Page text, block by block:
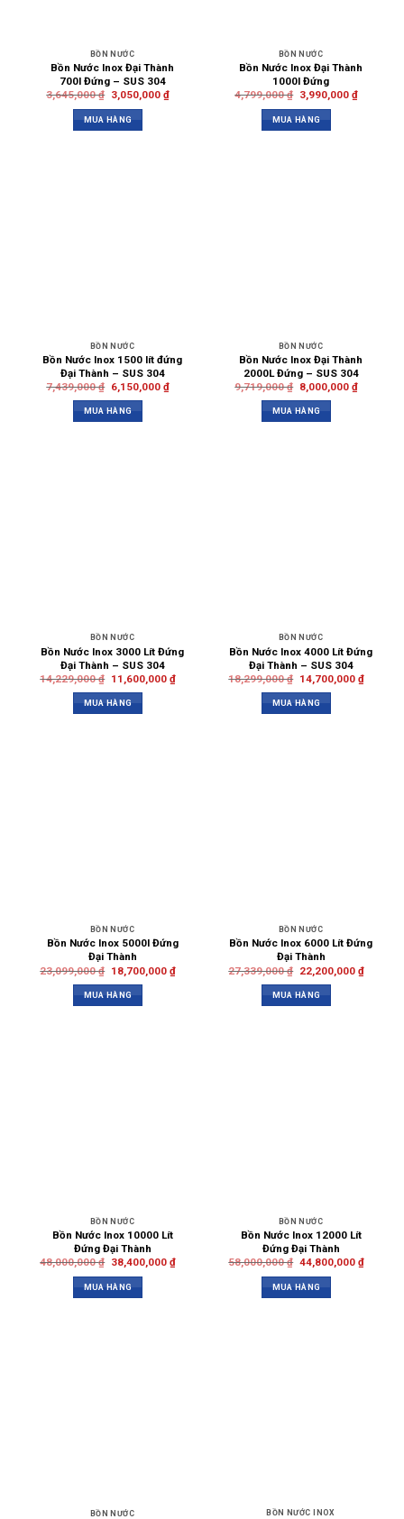
BỒN NƯỚC
Bồn Nước Inox Đại Thành
700l Đứng – SUS 304
3,645,000₫ 3,050,000 ₫
MUA HÀNG
BỒN NƯỚC
Bồn Nước Inox Đại Thành
1000l Đứng
4,799,000₫ 3,990,000 ₫
MUA HÀNG
BỒN NƯỚC
Bồn Nước Inox 1500 lít đứng
Đại Thành – SUS 304
7,439,000₫ 6,150,000 ₫
MUA HÀNG
BỒN NƯỚC
Bồn Nước Inox Đại Thành
2000L Đứng – SUS 304
9,719,000₫ 8,000,000 ₫
MUA HÀNG
BỒN NƯỚC
Bồn Nước Inox 3000 Lít Đứng
Đại Thành – SUS 304
14,229,000₫ 11,600,000 ₫
MUA HÀNG
BỒN NƯỚC
Bồn Nước Inox 4000 Lít Đứng
Đại Thành – SUS 304
18,299,000₫ 14,700,000 ₫
MUA HÀNG
BỒN NƯỚC
Bồn Nước Inox 5000l Đứng
Đại Thành
23,099,000₫ 18,700,000 ₫
MUA HÀNG
BỒN NƯỚC
Bồn Nước Inox 6000 Lít Đứng
Đại Thành
27,339,000₫ 22,200,000 ₫
MUA HÀNG
BỒN NƯỚC
Bồn Nước Inox 10000 Lít
Đứng Đại Thành
48,000,000₫ 38,400,000 ₫
MUA HÀNG
BỒN NƯỚC
Bồn Nước Inox 12000 Lít
Đứng Đại Thành
58,000,000₫ 44,800,000 ₫
MUA HÀNG
BỒN NƯỚC BỒN NƯỚC INOX